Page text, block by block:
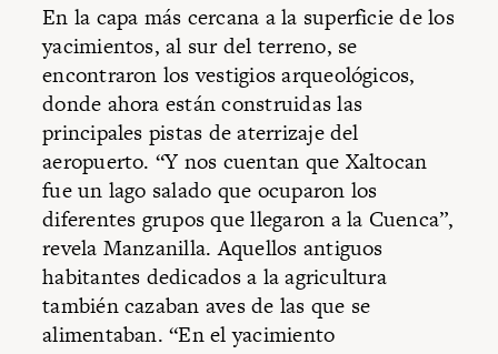
En la capa más cercana a la superficie de los
yacimientos, al sur del terreno, se
encontraron los vestigios arqueológicos,
donde ahora están construidas las
principales pistas de aterrizaje del
aeropuerto. “Y nos cuentan que Xaltocan
fue un lago salado que ocuparon los
diferentes grupos que llegaron a la Cuenca”,
revela Manzanilla. Aquellos antiguos
habitantes dedicados a la agricultura
también cazaban aves de las que se
alimentaban. “En el yacimiento